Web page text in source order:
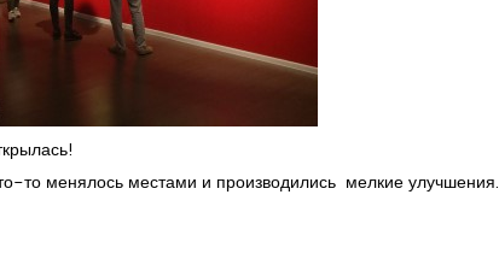
то менялось местами и производились мелкие улучшения.